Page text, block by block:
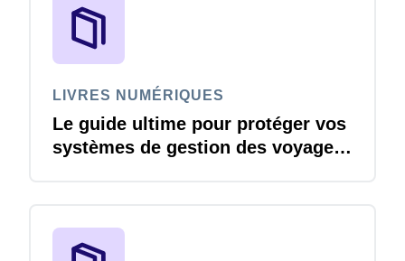
LIVRES NUMÉRIQUES
Le guide ultime pour protéger vos
systèmes de gestion des voyages